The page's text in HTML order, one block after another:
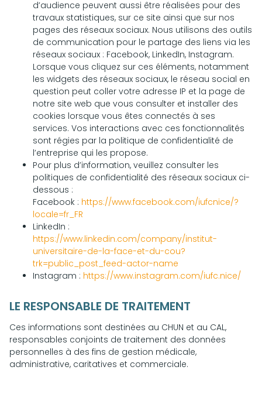
d’audience peuvent aussi être réalisées pour des
travaux statistiques, sur ce site ainsi que sur nos
pages des réseaux sociaux. Nous utilisons des outils
de communication pour le partage des liens via les
réseaux sociaux : Facebook, LinkedIn, Instagram.
Lorsque vous cliquez sur ces éléments, notamment
les widgets des réseaux sociaux, le réseau social en
question peut coller votre adresse IP et la page de
notre site web que vous consulter et installer des
cookies lorsque vous êtes connectés à ses
services. Vos interactions avec ces fonctionnalités
sont régies par la politique de confidentialité de
l’entreprise qui les propose.
Pour plus d’information, veuillez consulter les
politiques de confidentialité des réseaux sociaux ci-
dessous :
Facebook : https://www.facebook.com/iufcnice/?
locale=fr_FR
LinkedIn :
https://www.linkedin.com/company/institut-
universitaire-de-la-face-et-du-cou?
trk=public_post_feed-actor-name
Instagram : https://www.instagram.com/iufc.nice/
LE RESPONSABLE DE TRAITEMENT
Ces informations sont destinées au CHUN et au CAL,
responsables conjoints de traitement des données
personnelles à des fins de gestion médicale,
administrative, caritatives et commerciale.